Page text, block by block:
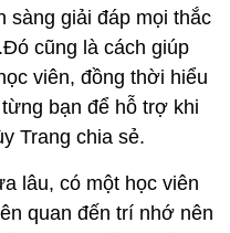
sàng giải đáp mọi thắc
cũng là cách giúp
viên, đồng thời hiểu
bạn để hỗ trợ khi
Trang chia sẻ.
lâu, có một học viên
quan đến trí nhớ nên